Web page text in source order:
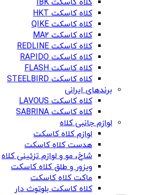
کلاه کاسکت IBK
کلاه کاسکت HKT
کلاه کاسکت QIKE
کلاه کاسکت MA2
کلاه کاسکت REDLINE
کلاه کاسکت RAPIDO
کلاه کاسکت FLASH
کلاه کاسکت STEELBIRD
برندهای ایرانی
کلاه کاسکت LAVOUS
کلاه کاسکت SABRINA
لوازم جانبی کلاه
لوازم کلاه کاسکت
هدست کلاه کاسکت
شاخ، مو و لوازم تزئینی کلاه
ویزور و طلق کلاه کاسکت
ماکت کلاه کاسکت
کلاه کاسکت بلوتوث دار